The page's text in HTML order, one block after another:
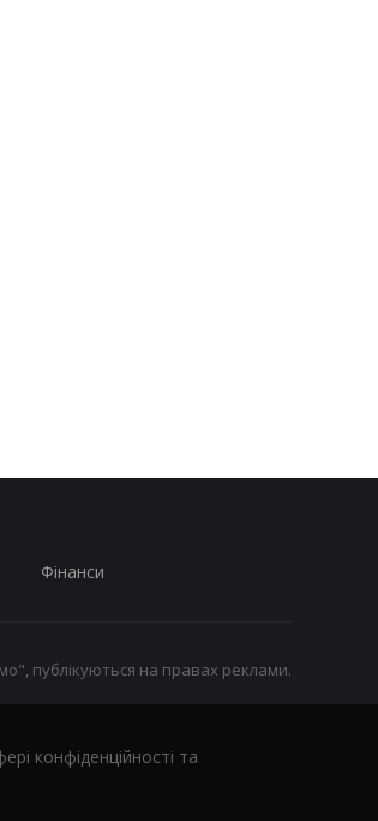
Фінанси
публікуються на правах реклами.
конфіденційності та